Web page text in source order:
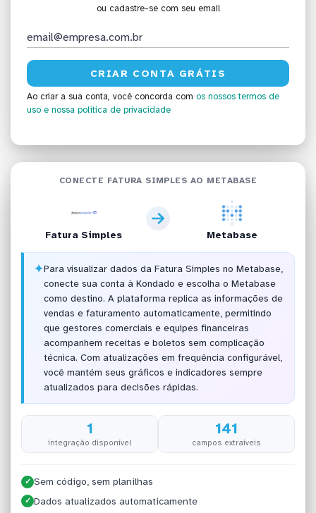
ou cadastre-se com seu email
Ao criar a sua conta, você concorda com os nossos termos de
uso e nossa política de privacidade
CONECTE FATURA SIMPLES AO METABASE
Fatura Simples Metabase
✦Para visualizar dados da Fatura Simples no Metabase,
conecte sua conta à Kondado e escolha o Metabase
como destino. A plataforma replica as informações de
vendas e faturamento automaticamente, permitindo
que gestores comerciais e equipes financeiras
acompanhem receitas e boletos sem complicação
técnica. Com atualizações em frequência configurável,
você mantém seus gráficos e indicadores sempre
atualizados para decisões rápidas.
1
integração disponível
141
campos extraíveis
✓ Sem código, sem planilhas
✓ Dados atualizados automaticamente